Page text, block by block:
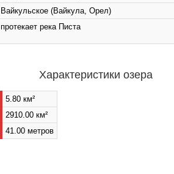
Вайкульское (Вайкула, Орел)
протекает река Писта
Характеристики озера
5.80 км²
2910.00 км²
41.00 метров